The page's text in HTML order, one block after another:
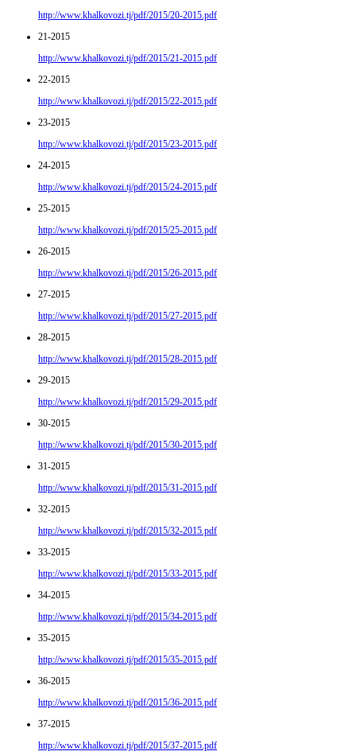
http://www.khalkovozi.tj/pdf/2015/20-2015.pdf
21-2015
http://www.khalkovozi.tj/pdf/2015/21-2015.pdf
22-2015
http://www.khalkovozi.tj/pdf/2015/22-2015.pdf
23-2015
http://www.khalkovozi.tj/pdf/2015/23-2015.pdf
24-2015
http://www.khalkovozi.tj/pdf/2015/24-2015.pdf
25-2015
http://www.khalkovozi.tj/pdf/2015/25-2015.pdf
26-2015
http://www.khalkovozi.tj/pdf/2015/26-2015.pdf
27-2015
http://www.khalkovozi.tj/pdf/2015/27-2015.pdf
28-2015
http://www.khalkovozi.tj/pdf/2015/28-2015.pdf
29-2015
http://www.khalkovozi.tj/pdf/2015/29-2015.pdf
30-2015
http://www.khalkovozi.tj/pdf/2015/30-2015.pdf
31-2015
http://www.khalkovozi.tj/pdf/2015/31-2015.pdf
32-2015
http://www.khalkovozi.tj/pdf/2015/32-2015.pdf
33-2015
http://www.khalkovozi.tj/pdf/2015/33-2015.pdf
34-2015
http://www.khalkovozi.tj/pdf/2015/34-2015.pdf
35-2015
http://www.khalkovozi.tj/pdf/2015/35-2015.pdf
36-2015
http://www.khalkovozi.tj/pdf/2015/36-2015.pdf
37-2015
http://www.khalkovozi.tj/pdf/2015/37-2015.pdf